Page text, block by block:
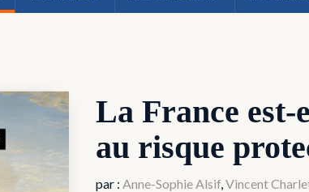
La France est-
au risque
par : Anne-Sophie Alsif,Vincent